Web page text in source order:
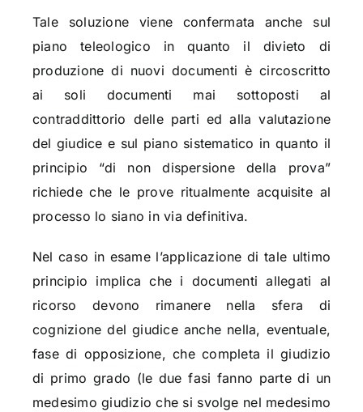
Tale soluzione viene confermata anche sul
piano teleologico in quanto il divieto di
produzione di nuovi documenti è circoscritto
ai soli documenti mai sottoposti al
contraddittorio delle parti ed alla valutazione
del giudice e sul piano sistematico in quanto il
principio “di non dispersione della prova”
richiede che le prove ritualmente acquisite al
processo lo siano in via definitiva.
Nel caso in esame l’applicazione di tale ultimo
principio implica che i documenti allegati al
ricorso devono rimanere nella sfera di
cognizione del giudice anche nella, eventuale,
fase di opposizione, che completa il giudizio
di primo grado (le due fasi fanno parte di un
medesimo giudizio che si svolge nel medesimo